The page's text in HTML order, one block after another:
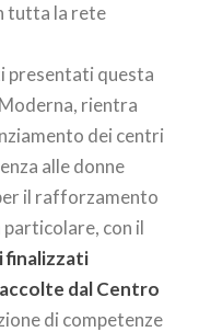
tutta la rete
presentati questa
rientra
dei centri
alle donne
il rafforzamento
con il
finalizzati
dal Centro
di competenze